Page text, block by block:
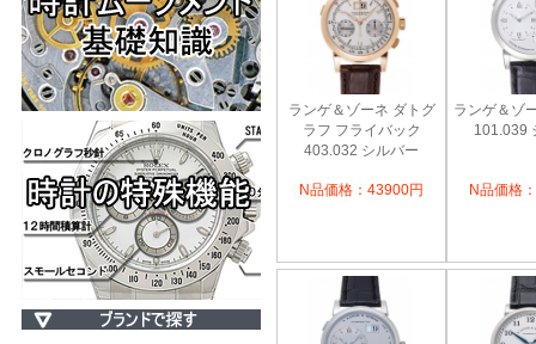
ランゲ＆ゾーネ ダトグ
ラフ フライバック
403.032 シルバー
N品価格：43900円
ランゲ＆ゾ
101.039
N品価格